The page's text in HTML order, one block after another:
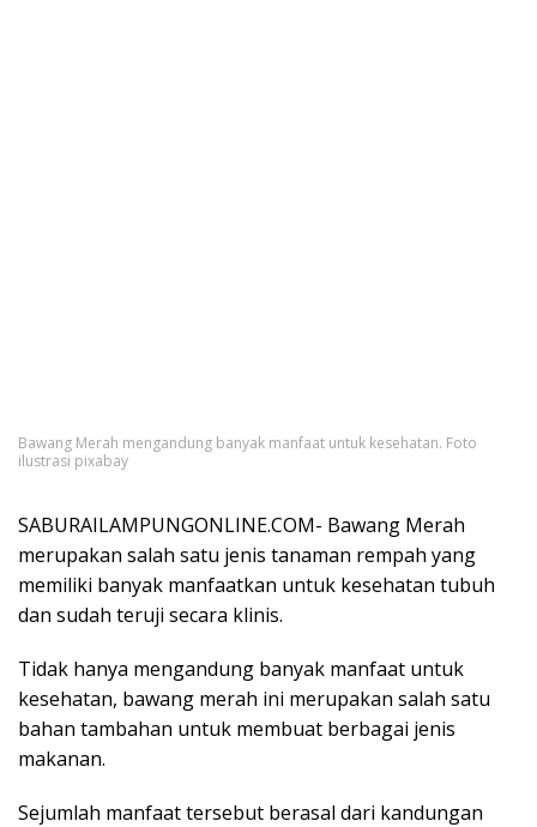
Bawang Merah mengandung banyak manfaat untuk kesehatan. Foto
ilustrasi pixabay
SABURAILAMPUNGONLINE.COM- Bawang Merah
merupakan salah satu jenis tanaman rempah yang
memiliki banyak manfaatkan untuk kesehatan tubuh
dan sudah teruji secara klinis.
Tidak hanya mengandung banyak manfaat untuk
kesehatan, bawang merah ini merupakan salah satu
bahan tambahan untuk membuat berbagai jenis
makanan.
Sejumlah manfaat tersebut berasal dari kandungan